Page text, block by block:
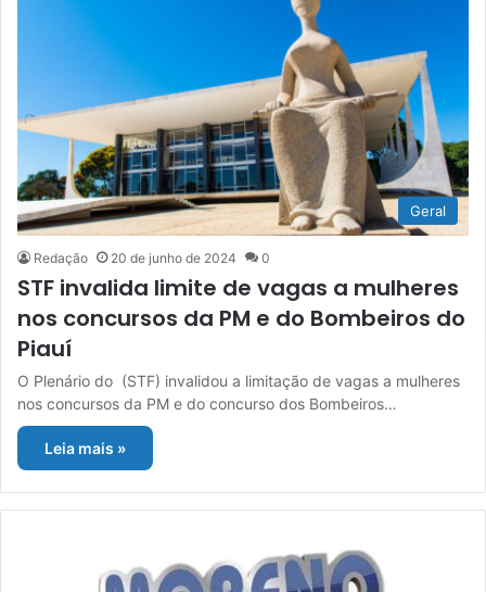
Geral
Redação 20 de junho de 2024 0
STF invalida limite de vagas a mulheres
nos concursos da PM e do Bombeiros do
Piauí
O Plenário do (STF) invalidou a limitação de vagas a mulheres
nos concursos da PM e do concurso dos Bombeiros…
Leia mais »